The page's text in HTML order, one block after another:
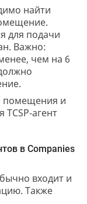
найти
для подачи
Важно:
чем на 6
помещения и
в Companies
входит и
Также